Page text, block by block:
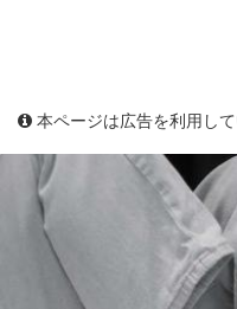
本ページは広告を利用し